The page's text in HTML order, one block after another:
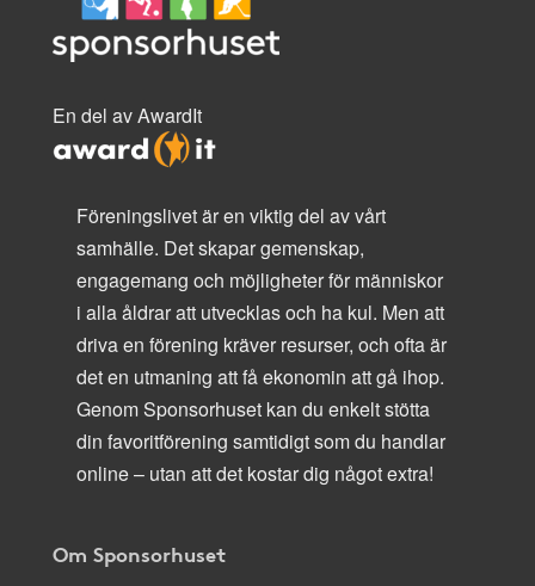
En del av AwardIt
Föreningslivet är en viktig del av vårt
samhälle. Det skapar gemenskap,
engagemang och möjligheter för människor
i alla åldrar att utvecklas och ha kul. Men att
driva en förening kräver resurser, och ofta är
det en utmaning att få ekonomin att gå ihop.
Genom Sponsorhuset kan du enkelt stötta
din favoritförening samtidigt som du handlar
online – utan att det kostar dig något extra!
Om Sponsorhuset